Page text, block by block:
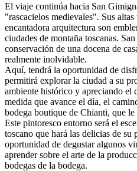
El viaje continúa hacia San
"rascacielos medievales". Sus
encantadora arquitectura son
ciudades de montaña toscanas.
conservación de una docena de
realmente inolvidable.
Aquí, tendrá la oportunidad de
permitirá explorar la ciudad a su
ambiente histórico y apreciando el
medida que avance el día, el
bodega boutique de Chianti, que
Este pintoresco entorno será el
toscano que hará las delicias de su
oportunidad de degustar algunos
aprender sobre el arte de la
bodegas de la bodega.